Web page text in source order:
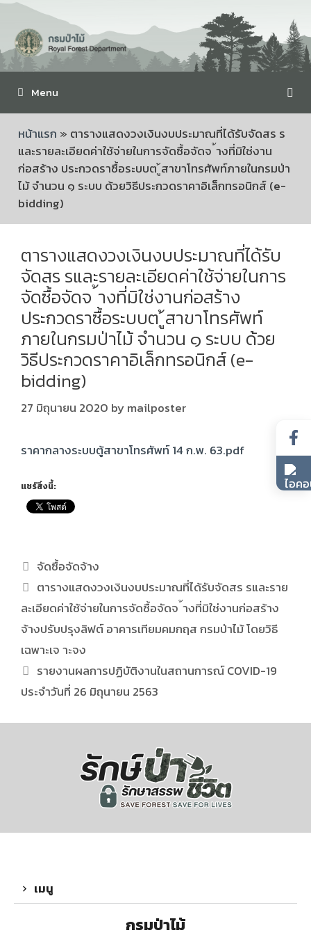
Menu
หน้าแรก » ตารางแสดงวงเงินงบประมาณที่ได้รับจัดสร ร
และรายละเอียดค่าใช้จ่ายในการจัดซื้อจัดจ ้างที่มิใช่งาน
ก่อสร้าง ประกวดราซื้อระบบต ู้สาขาโทรศัพท์ภายในกรมป่า
ไม้ จำนวน ๑ ระบบ ด้วยวิธีประกวดราคาอิเล็กทรอนิกส์ (e-
bidding)
ตารางแสดงวงเงินงบประมาณที่ได้รับ
จัดสร รและรายละเอียดค่าใช้จ่ายในการ
จัดซื้อจัดจ ้างที่มิใช่งานก่อสร้าง
ประกวดราซื้อระบบต ู้สาขาโทรศัพท์
ภายในกรมป่าไม้ จำนวน ๑ ระบบ ด้วย
วิธีประกวดราคาอิเล็กทรอนิกส์ (e-
bidding)
27 มิถุนายน 2020 bymailposter
ราคากลางระบบตู้สาขาโทรศัพท์ 14 ก.พ. 63.pdf
แชร์สิ่งนี้:
จัดซื้อจัดจ้าง
ตารางแสดงวงเงินงบประมาณที่ได้รับจัดสร รและราย
ละเอียดค่าใช้จ่ายในการจัดซื้อจัดจ ้างที่มิใช่งานก่อสร้าง
จ้างปรับปรุงลิฟต์ อาคารเทียมคมกฤส กรมป่าไม้ โดยวิธี
เฉพาะเจ าะจง
รายงานผลการปฏิบัติงานในสถานการณ์ COVID-19
ประจำวันที่ 26 มิถุนายน 2563
เมนู
กรมป่าไม้